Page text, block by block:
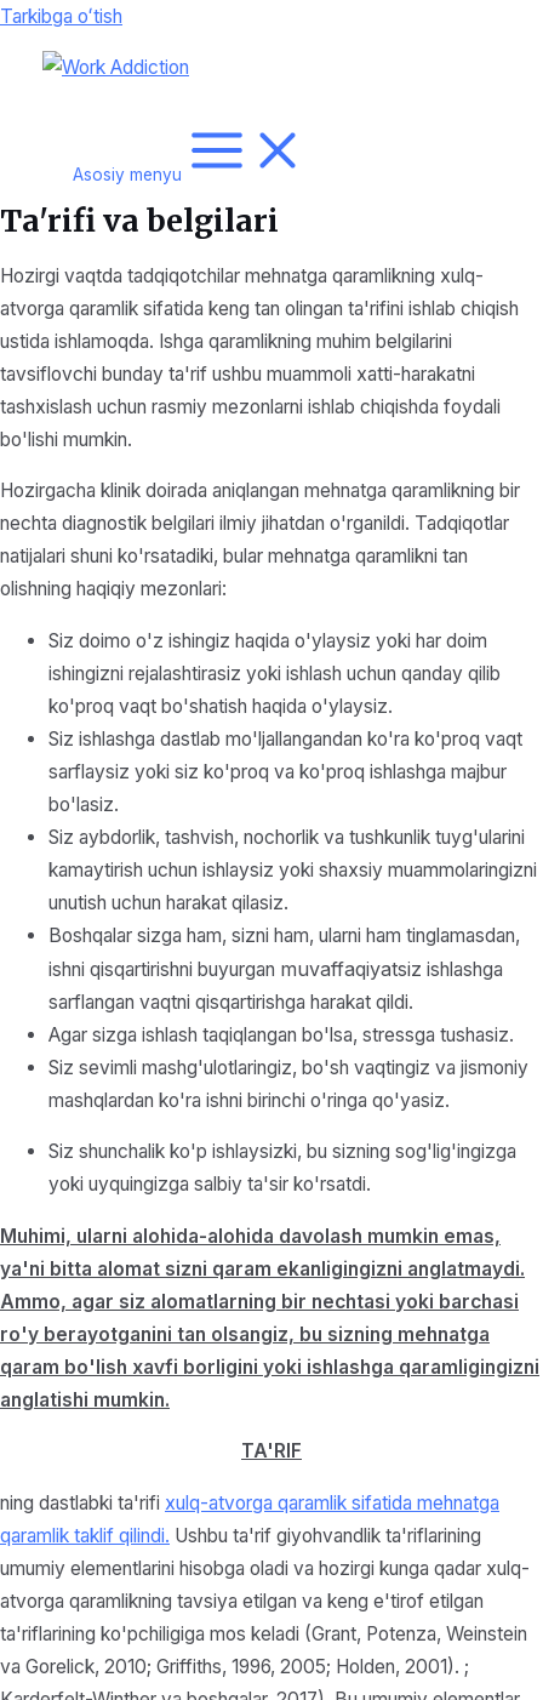
Tarkibga oʻtish
Asosiy menyu
Ta'rifi va belgilari
Hozirgi vaqtda tadqiqotchilar mehnatga qaramlikning xulq-
atvorga qaramlik sifatida keng tan olingan ta'rifini ishlab chiqish
ustida ishlamoqda. Ishga qaramlikning muhim belgilarini
tavsiflovchi bunday ta'rif ushbu muammoli xatti-harakatni
tashxislash uchun rasmiy mezonlarni ishlab chiqishda foydali
bo'lishi mumkin.
Hozirgacha klinik doirada aniqlangan mehnatga qaramlikning bir
nechta diagnostik belgilari ilmiy jihatdan o'rganildi. Tadqiqotlar
natijalari shuni ko'rsatadiki, bular mehnatga qaramlikni tan
olishning haqiqiy mezonlari:
Siz doimo o'z ishingiz haqida o'ylaysiz yoki har doim
ishingizni rejalashtirasiz yoki ishlash uchun qanday qilib
ko'proq vaqt bo'shatish haqida o'ylaysiz.
Siz ishlashga dastlab mo'ljallangandan ko'ra ko'proq vaqt
sarflaysiz yoki siz ko'proq va ko'proq ishlashga majbur
bo'lasiz.
Siz aybdorlik, tashvish, nochorlik va tushkunlik tuyg'ularini
kamaytirish uchun ishlaysiz yoki shaxsiy muammolaringizni
unutish uchun harakat qilasiz.
Boshqalar sizga ham, sizni ham, ularni ham tinglamasdan,
ishni qisqartirishni buyurgan muvaffaqiyatsiz ishlashga
sarflangan vaqtni qisqartirishga harakat qildi.
Agar sizga ishlash taqiqlangan bo'lsa, stressga tushasiz.
Siz sevimli mashg'ulotlaringiz, bo'sh vaqtingiz va jismoniy
mashqlardan ko'ra ishni birinchi o'ringa qo'yasiz.
Siz shunchalik ko'p ishlaysizki, bu sizning sog'lig'ingizga
yoki uyquingizga salbiy ta'sir ko'rsatdi.
Muhimi, ularni alohida-alohida davolash mumkin emas,
ya'ni bitta alomat sizni qaram ekanligingizni anglatmaydi.
Ammo, agar siz alomatlarning bir nechtasi yoki barchasi
ro'y berayotganini tan olsangiz, bu sizning mehnatga
qaram bo'lish xavfi borligini yoki ishlashga qaramligingizni
anglatishi mumkin.
TA'RIF
ning dastlabki ta'rifi xulq-atvorga qaramlik sifatida mehnatga
qaramlik taklif qilindi. Ushbu ta'rif giyohvandlik ta'riflarining
umumiy elementlarini hisobga oladi va hozirgi kunga qadar xulq-
atvorga qaramlikning tavsiya etilgan va keng e'tirof etilgan
ta'riflarining ko'pchiligiga mos keladi (Grant, Potenza, Weinstein
va Gorelick, 2010; Griffiths, 1996, 2005; Holden, 2001). ;